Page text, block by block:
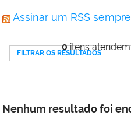
Assinar um RSS
0itens
FILTRAR OS RESULTADOS
Nenhum resultado foi